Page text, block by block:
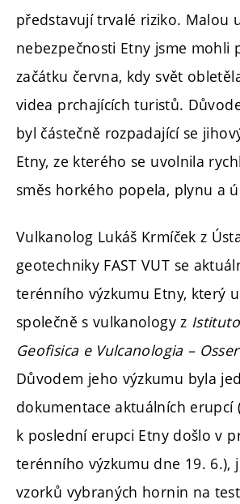
představují trvalé riziko. Malou
nebezpečnosti Etny jsme mohli
začátku června, kdy svět
videa prchajících turistů.
byl částečně rozpadající se
Etny, ze kterého se uvolnila
směs horkého popela, plynu a
Vulkanolog Lukáš Krmíček z
geotechniky FAST VUT se
terénního výzkumu Etny, který
společně s vulkanology z
Geofisica e Vulcanologia –
Důvodem jeho výzkumu byla
dokumentace aktuálních erupcí
k poslední erupci Etny došlo v
terénního výzkumu dne 19. 6.),
vzorků vybraných hornin na